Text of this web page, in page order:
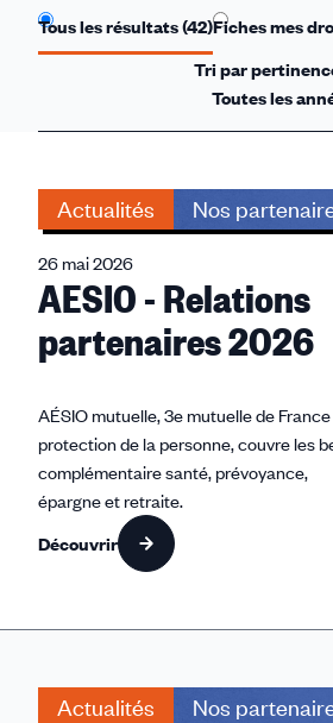
Tous les résultats (42)Fiches mes
Actualités Nos
26 mai 2026
AESIO - Relations
partenaires 2026
AÉSIO mutuelle, 3e mutuelle de
protection de la personne, couvre les
complémentaire santé, prévoyance,
épargne et retraite.
Découvrir
Actualités Nos